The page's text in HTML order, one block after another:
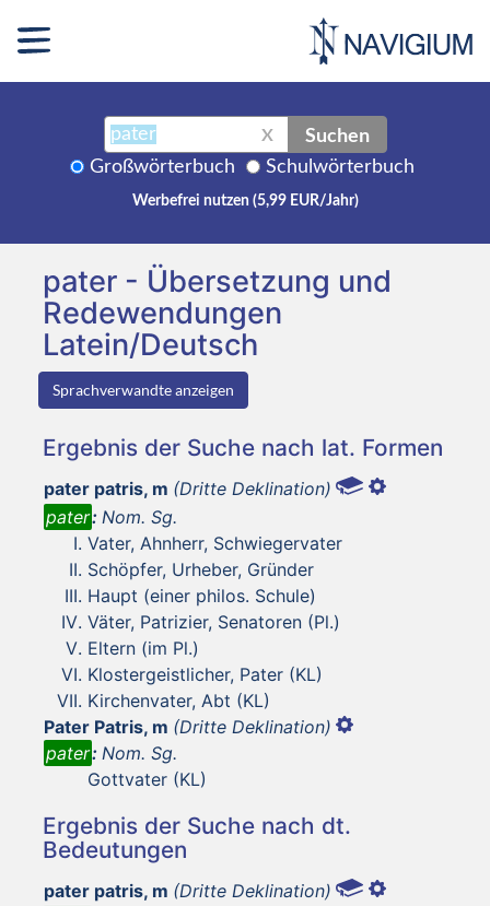
X Suchen
Großwörterbuch Schulwörterbuch
Werbefrei nutzen (5,99 EUR/Jahr)
pater - Übersetzung und
Redewendungen
Latein/Deutsch
Sprachverwandte anzeigen
Ergebnis der Suche nach lat. Formen
pater patris, m (Dritte Deklination)
pater: Nom. Sg.
Vater, Ahnherr, Schwiegervater
Schöpfer, Urheber, Gründer
Haupt (einer philos. Schule)
Väter, Patrizier, Senatoren (Pl.)
Eltern (im Pl.)
Klostergeistlicher, Pater (KL)
Kirchenvater, Abt (KL)
Pater Patris, m (Dritte Deklination)
pater: Nom. Sg.
Gottvater (KL)
Ergebnis der Suche nach dt.
Bedeutungen
pater patris, m (Dritte Deklination)